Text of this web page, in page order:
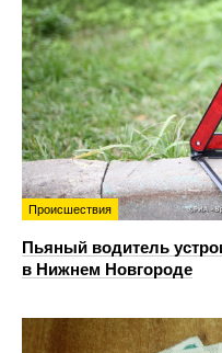
Происшествия
Пьяный водитель
в Нижнем Новгороде